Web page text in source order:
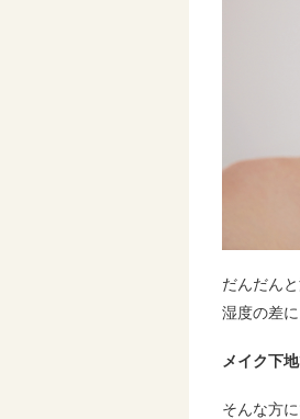
だんだん
湿度の差
メイク下
そんな方